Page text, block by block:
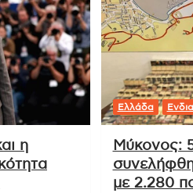
η
Ελλάδα
Μύκονος:
με 2.280